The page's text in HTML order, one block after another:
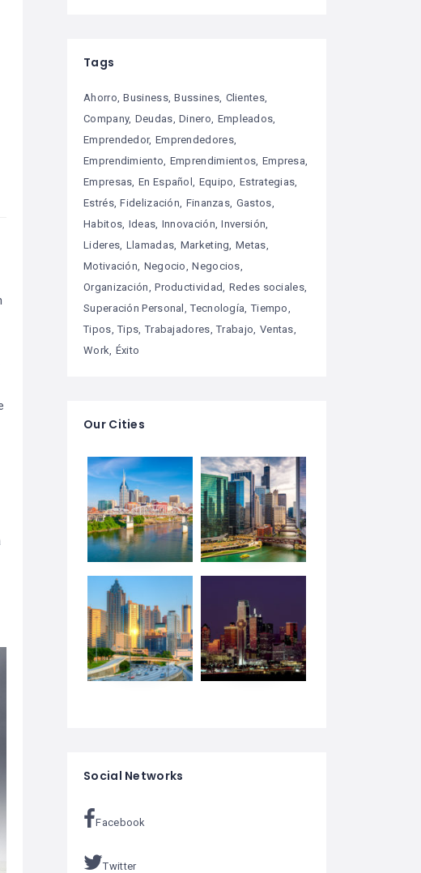
Tags
Ahorro Business Bussines Clientes
Company Deudas Dinero Empleados
Emprendedor Emprendedores
Emprendimiento Emprendimientos Empresa
Empresas En Español Equipo
Estrategias
Estrés Fidelización Finanzas Gastos
Habitos Ideas Innovación Inversión
Lideres Llamadas Marketing
Metas
Motivación Negocio
Negocios
Organización
Productividad Redes sociales
Superación Personal
Tecnología Tiempo
Tipos Tips Trabajadores Trabajo Ventas
Work Éxito
Our Cities
Social Networks
Facebook
Twitter